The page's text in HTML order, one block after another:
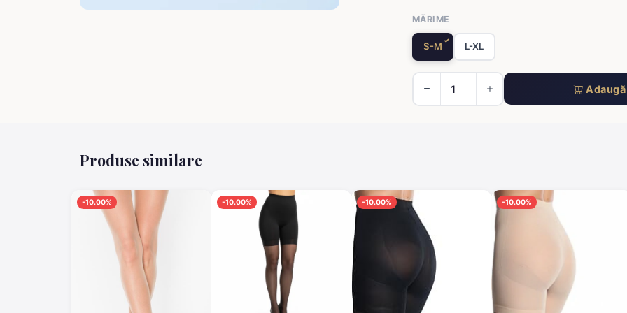
MĂRIME
S-M L-XL
Produse similare
-10.00% -10.00% -10.00% -10.00%